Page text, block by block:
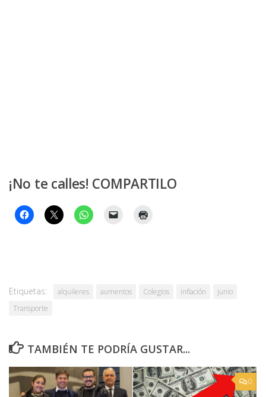
¡No te calles! COMPARTILO
Etiquetas: alquileres aumentos Colegios inflación
junio
Transporte
TAMBIÉN TE PODRÍA GUSTAR...
0